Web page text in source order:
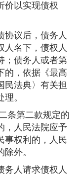
价以实现债权
议后，债务人
人名下，债权人
；债务人或者第
的，依据《最高
民法典〉有关担
。
第二款规定的
，人民法院应予
事权利的，人民
外。
人请求债权人